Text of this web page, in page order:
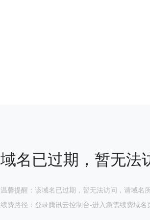
域名已过期，暂无法
温馨提醒：该域名已过期，暂无法访问，请域名
续费路径：登录腾讯云控制台-进入急需续费域名